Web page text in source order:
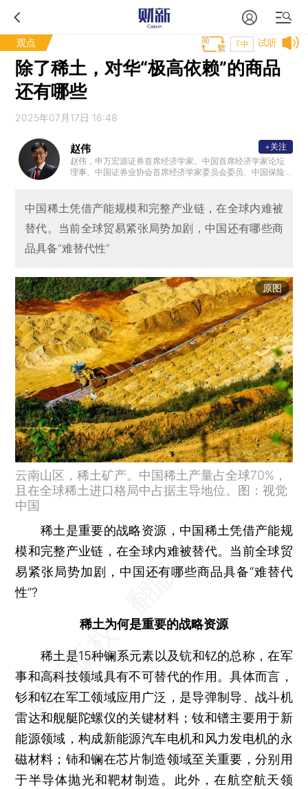
观点 试听
T中
除了稀土，对华“极高依赖”的商品
还有哪些
2025年07月17日 16:48
赵伟
赵伟，申万宏源证券首席经济学家。中国首席经济学家论坛
理事、中国证券业协会首席经济学家委员会委员、中国保险
术顾问等。复旦大学、浙江大学、中国人民大学专硕校外导
师，中国农业大学客座研究员、专硕导师。新财富最佳分析
师、水晶球最佳分析师、金牛奖最具价值首席分析师等。代
+关注
中国稀土凭借产能规模和完整产业链，在全球内难被
替代。当前全球贸易紧张局势加剧，中国还有哪些商
品具备“难替代性”
原图
云南山区，稀土矿产。中国稀土产量占全球70%，
且在全球稀土进口格局中占据主导地位。图：视觉
中国
稀土是重要的战略资源，中国稀土凭借产能规
模和完整产业链，在全球内难被替代。当前全球贸
易紧张局势加剧，中国还有哪些商品具备“难替代
性”?
稀土为何是重要的战略资源
稀土是15种镧系元素以及钪和钇的总称，在军
事和高科技领域具有不可替代的作用。具体而言，
钐和钇在军工领域应用广泛，是导弹制导、战斗机
雷达和舰艇陀螺仪的关键材料；钕和镨主要用于新
能源领域，构成新能源汽车电机和风力发电机的永
磁材料；铈和镧在芯片制造领域至关重要，分别用
于半导体抛光和靶材制造。此外，在航空航天领